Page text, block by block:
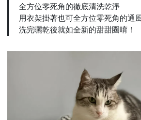
全方位零死角的徹底清洗乾淨
用衣架掛著也可全方位零死角的通
洗完曬乾後就如全新的甜甜圈唷！